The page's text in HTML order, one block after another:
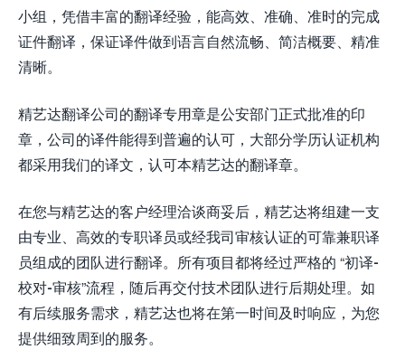
小组，凭借丰富的翻译经验，能高效、准确、准时的完成
证件翻译，保证译件做到语言自然流畅、简洁概要、精准
清晰。
精艺达翻译公司的翻译专用章是公安部门正式批准的印
章，公司的译件能得到普遍的认可，大部分学历认证机构
都采用我们的译文，认可本精艺达的翻译章。
在您与精艺达的客户经理洽谈商妥后，精艺达将组建一支
由专业、高效的专职译员或经我司审核认证的可靠兼职译
员组成的团队进行翻译。所有项目都将经过严格的 “初译-
校对-审核”流程，随后再交付技术团队进行后期处理。如
有后续服务需求，精艺达也将在第一时间及时响应，为您
提供细致周到的服务。